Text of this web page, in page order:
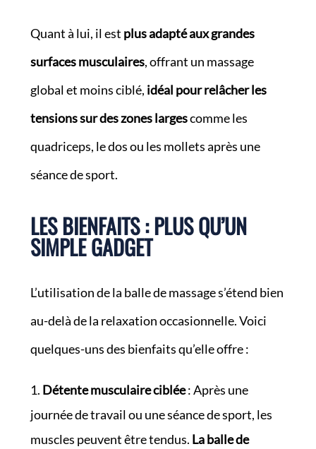
Quant à lui, il est plus adapté aux grandes
surfaces musculaires, offrant un massage
global et moins ciblé, idéal pour relâcher les
tensions sur des zones largescomme les
quadriceps, le dos ou les mollets après une
séance de sport.
LES BIENFAITS : PLUS QU’UN
SIMPLE GADGET
L’utilisation de la balle de massage s’étend bien
au-delà de la relaxation occasionnelle. Voici
quelques-uns des bienfaits qu’elle offre :
Détente musculaire ciblée: Après une
journée de travail ou une séance de sport, les
muscles peuvent être tendus. La balle de